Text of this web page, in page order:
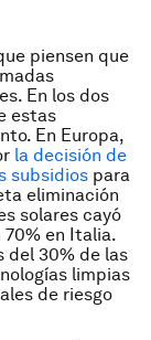
piensen que
En los dos
estas
En Europa,
la decisión de
subsidios para
eliminación
solares cayó
70% en Italia.
del 30% de las
limpias
de riesgo